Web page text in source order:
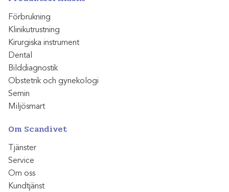
Förbrukning
Klinikutrustning
Kirurgiska instrument
Dental
Bilddiagnostik
Obstetrik och gynekologi
Semin
Miljösmart
Om Scandivet
Tjänster
Service
Om oss
Kundtjänst